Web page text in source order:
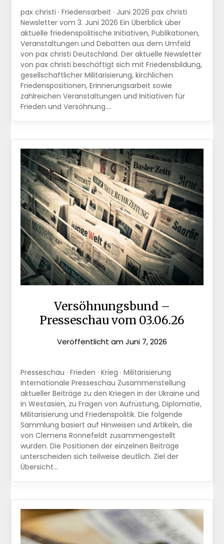
pax christi · Friedensarbeit · Juni 2026 pax christi
Newsletter vom 3. Juni 2026 Ein Überblick über
aktuelle friedenspolitische Initiativen, Publikationen,
Veranstaltungen und Debatten aus dem Umfeld
von pax christi Deutschland. Der aktuelle Newsletter
von pax christi beschäftigt sich mit Friedensbildung,
gesellschaftlicher Militarisierung, kirchlichen
Friedenspositionen, Erinnerungsarbeit sowie
zahlreichen Veranstaltungen und Initiativen für
Frieden und Versöhnung….
Versöhnungsbund –
Presseschau vom 03.06.26
Veröffentlicht amJuni 7, 2026
Presseschau · Frieden · Krieg · Militarisierung
Internationale Presseschau Zusammenstellung
aktueller Beiträge zu den Kriegen in der Ukraine und
in Westasien, zu Fragen von Aufrüstung, Diplomatie,
Militarisierung und Friedenspolitik. Die folgende
Sammlung basiert auf Hinweisen und Artikeln, die
von Clemens Ronnefeldt zusammengestellt
wurden. Die Positionen der einzelnen Beiträge
unterscheiden sich teilweise deutlich. Ziel der
Übersicht…